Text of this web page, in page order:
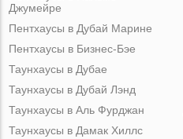
Джумейре
Пентхаусы в Дубай Марине
Пентхаусы в Бизнес-Бэе
Таунхаусы в Дубае
Таунхаусы в Дубай Лэнд
Таунхаусы в Аль Фурджан
Таунхаусы в Дамак Хиллс